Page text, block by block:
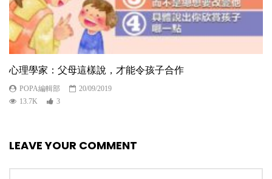
心理學家：父母這樣說，才能令孩子合作
POPA編輯部
20/09/2019
13.7K
3
LEAVE YOUR COMMENT